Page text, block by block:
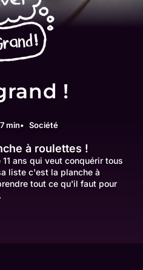
!
7 min Société
à roulettes !
ans qui veut conquérir tous
liste c'est la planche à
tout ce qu'il faut pour